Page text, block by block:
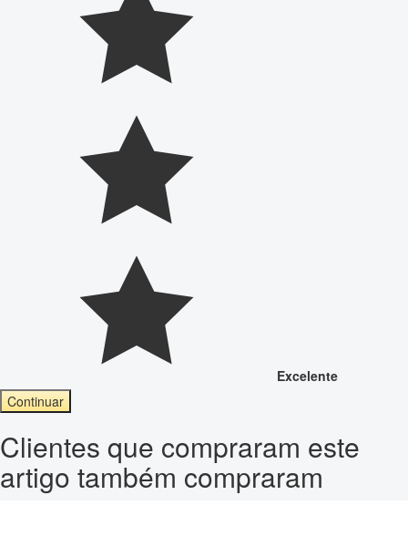
Excelente
Continuar
Clientes que compraram este
artigo também compraram